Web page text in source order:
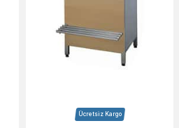
Ücretsiz Kargo